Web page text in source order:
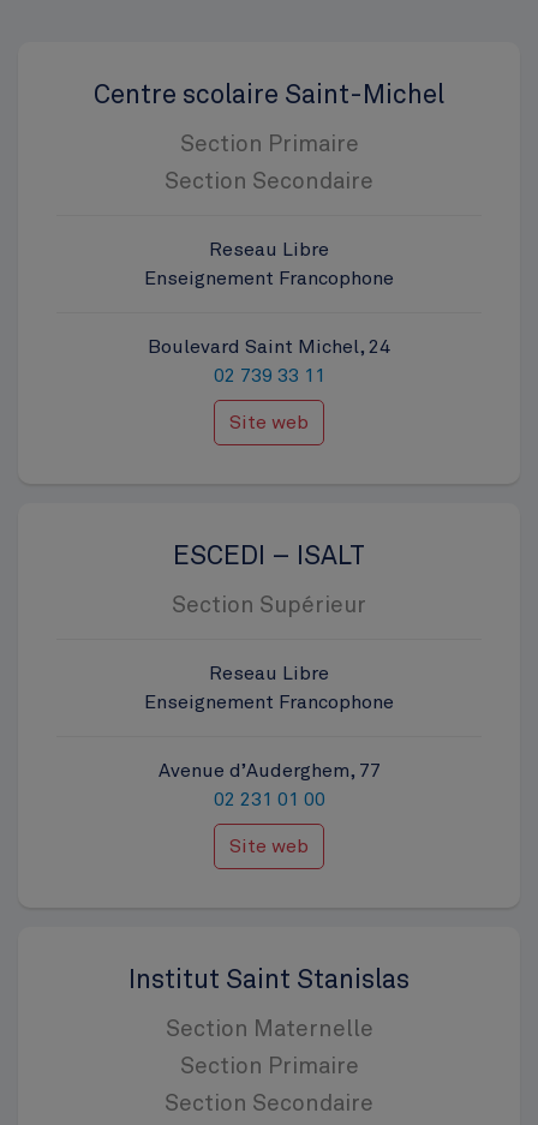
Centre scolaire Saint-Michel
Section Primaire
Section Secondaire
Reseau Libre
Enseignement Francophone
Boulevard Saint Michel, 24
02 739 33 11
Site web
ESCEDI – ISALT
Section Supérieur
Reseau Libre
Enseignement Francophone
Avenue d’Auderghem, 77
02 231 01 00
Site web
Institut Saint Stanislas
Section Maternelle
Section Primaire
Section Secondaire